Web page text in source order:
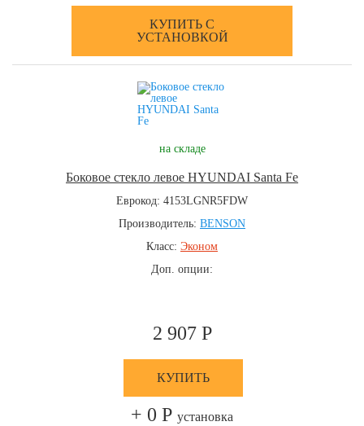
КУПИТЬ С
УСТАНОВКОЙ
на складе
Боковое стекло левое HYUNDAI Santa Fe
Еврокод: 4153LGNR5FDW
Производитель: BENSON
Класс: Эконом
Доп. опции:
2 907 Р
КУПИТЬ
+ 0 Р установка